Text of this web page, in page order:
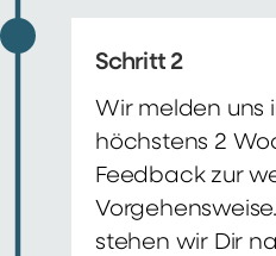
Schritt 2
Wir melden uns
höchstens 2
Feedback zur
stehen wir Dir